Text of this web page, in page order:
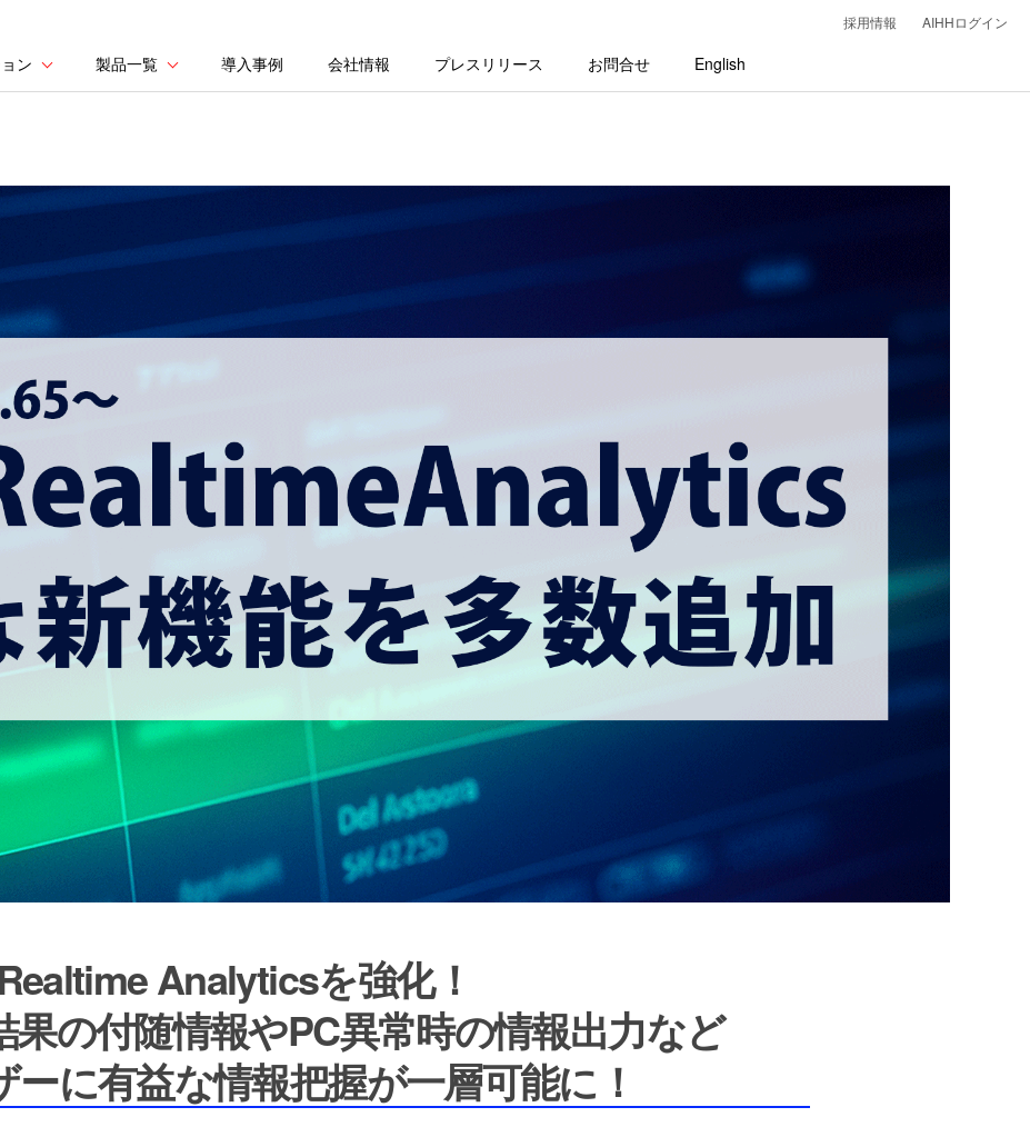
採用情報 AIHHログイン
ン 製品一覧 導入事例 会社情報 プレスリリース お問合せ English
Analyticsを強化！
果の付随情報やPC異常時の情報出力など
ーに有益な情報把握が一層可能に！